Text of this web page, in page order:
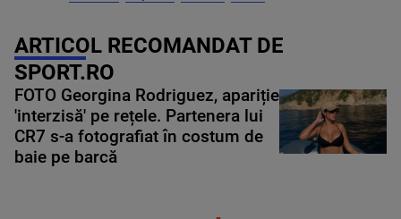
ARTICOL RECOMANDAT DE
SPORT.RO
FOTO Georgina Rodriguez, apariție
'interzisă' pe rețele. Partenera lui
CR7 s-a fotografiat în costum de
baie pe barcă